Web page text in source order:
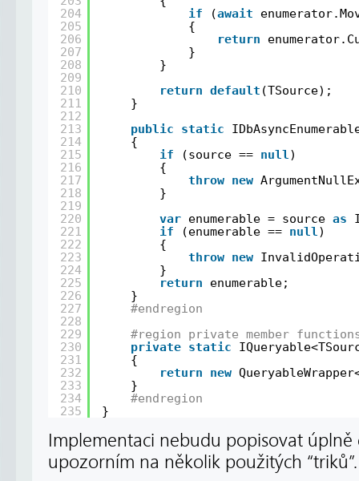
204
205
206
207
208
209
210
211
212
213
214
215
216
217
218
219
220
221
222
223
224
225
226
227
228
229
230
231
232
233
234
235
if
(await
{
return
}
}
return default (TSource);
}
public
static
{
if
(source == null )
{
throw
new
}
var
enumerable = source as
if
(enumerable == null )
{
throw
new
}
return
enumerable;
}
#endregion
#region private member
private
static
{
return
new
}
#endregion
}
Implementaci nebudu popisovat úplně
upozorním na několik použitých “triků”.